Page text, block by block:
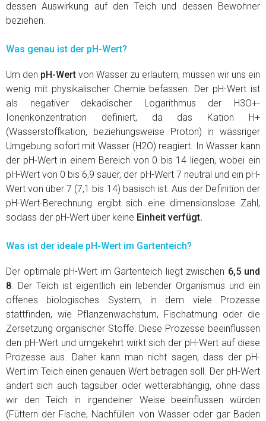
dessen Auswirkung auf den Teich und dessen Bewohner
beziehen.
Was genau ist der pH-Wert?
Um den pH-Wert von Wasser zu erläutern, müssen wir uns ein
wenig mit physikalischer Chemie befassen. Der pH-Wert ist
als negativer dekadischer Logarithmus der H3O+-
Ionenkonzentration definiert, da das Kation H+
(Wasserstoffkation, beziehungsweise Proton) in wässriger
Umgebung sofort mit Wasser (H2O) reagiert. In Wasser kann
der pH-Wert in einem Bereich von 0 bis 14 liegen, wobei ein
pH-Wert von 0 bis 6,9 sauer, der pH-Wert 7 neutral und ein pH-
Wert von über 7 (7,1 bis 14) basisch ist. Aus der Definition der
pH-Wert-Berechnung ergibt sich eine dimensionslose Zahl,
sodass der pH-Wert über keine Einheit verfügt.
Was ist der ideale pH-Wert im Gartenteich?
Der optimale pH-Wert im Gartenteich liegt zwischen 6,5 und
8. Der Teich ist eigentlich ein lebender Organismus und ein
offenes biologisches System, in dem viele Prozesse
stattfinden, wie Pflanzenwachstum, Fischatmung oder die
Zersetzung organischer Stoffe. Diese Prozesse beeinflussen
den pH-Wert und umgekehrt wirkt sich der pH-Wert auf diese
Prozesse aus. Daher kann man nicht sagen, dass der pH-
Wert im Teich einen genauen Wert betragen soll. Der pH-Wert
ändert sich auch tagsüber oder wetterabhängig, ohne dass
wir den Teich in irgendeiner Weise beeinflussen würden
(Füttern der Fische, Nachfüllen von Wasser oder gar Baden